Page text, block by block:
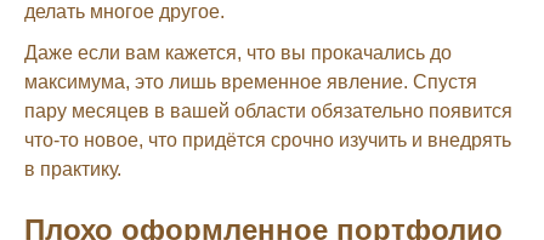
делать многое другое.
Даже если вам кажется, что вы прокачались до
максимума, это лишь временное явление. Спустя
пару месяцев в вашей области обязательно появится
что-то новое, что придётся срочно изучить и внедрять
в практику.
Плохо оформленное портфолио